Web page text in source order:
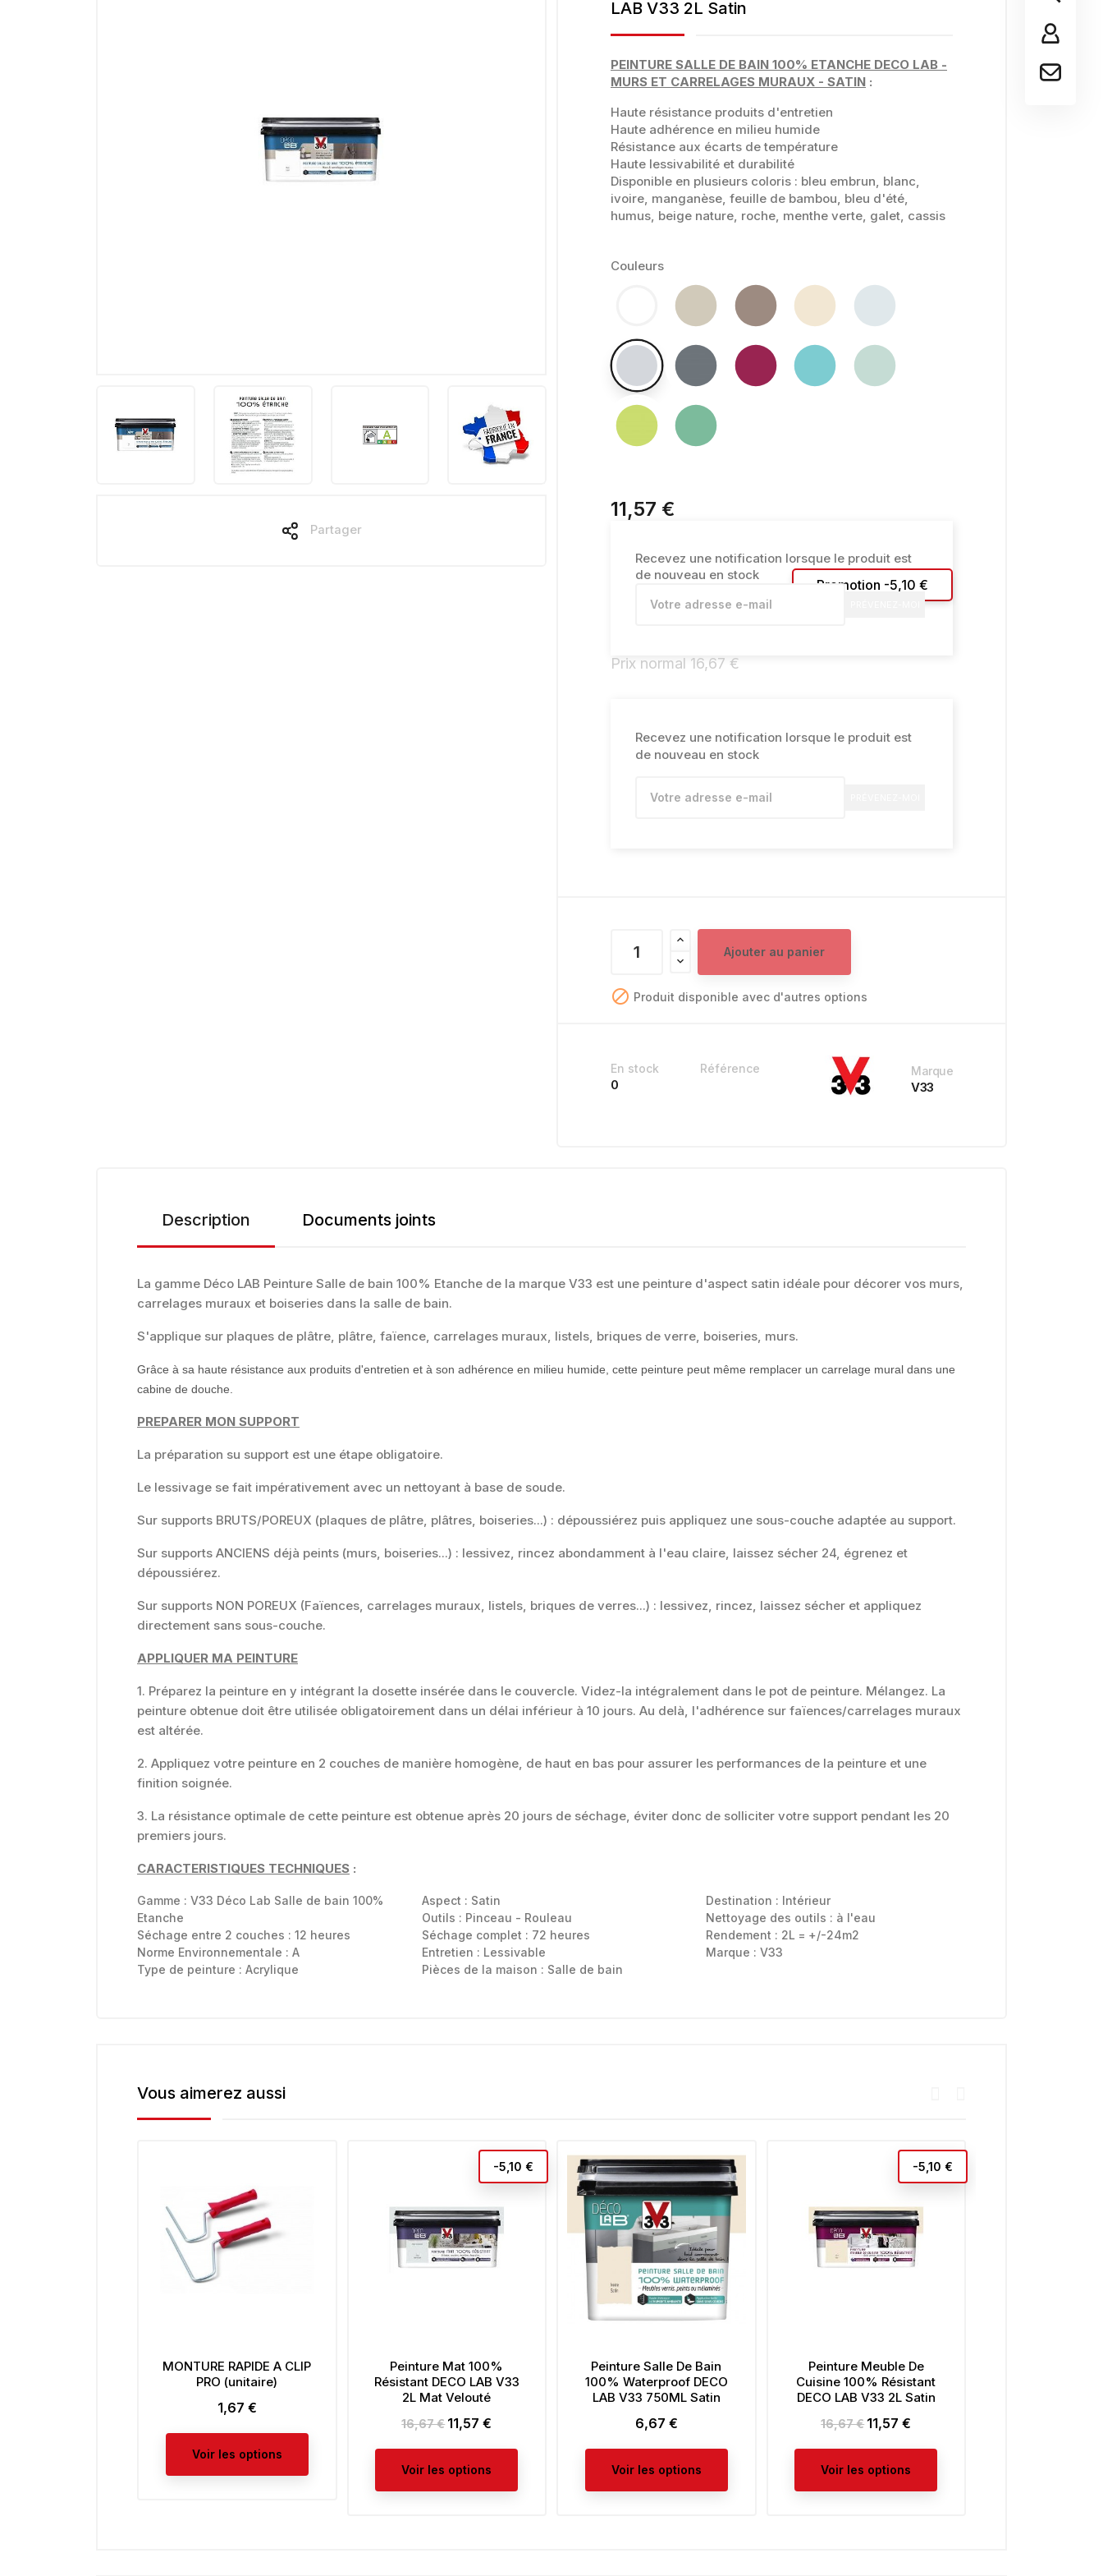
Partager
LAB V33 2L Satin
PEINTURE SALLE DE BAIN 100% ETANCHE DECO LAB -
MURS ET CARRELAGES MURAUX - SATIN :
Haute résistance produits d'entretien
Haute adhérence en milieu humide
Résistance aux écarts de température
Haute lessivabilité et durabilité
Disponible en plusieurs coloris : bleu embrun, blanc,
ivoire, manganèse, feuille de bambou, bleu d'été,
humus, beige nature, roche, menthe verte, galet, cassis
Couleurs
11,57 €
Recevez une notification lorsque le produit est
de nouveau en stock
Prix normal 16,67 €
Promotion -5,10 €
Recevez une notification lorsque le produit est
de nouveau en stock
Ajouter au panier
 Produit disponible avec d'autres options
En stock
0
Référence Marque
V33
Description Documents joints
La gamme Déco LAB Peinture Salle de bain 100% Etanche de la marque V33 est une peinture d'aspect satin idéale pour décorer vos murs,
carrelages muraux et boiseries dans la salle de bain.
S'applique sur plaques de plâtre, plâtre, faïence, carrelages muraux, listels, briques de verre, boiseries, murs.
Grâce à sa haute résistance aux produits d'entretien et à son adhérence en milieu humide, cette peinture peut même remplacer un carrelage mural dans une
cabine de douche.
PREPARER MON SUPPORT
La préparation su support est une étape obligatoire.
Le lessivage se fait impérativement avec un nettoyant à base de soude.
Sur supports BRUTS/POREUX (plaques de plâtre, plâtres, boiseries...) : dépoussiérez puis appliquez une sous-couche adaptée au support.
Sur supports ANCIENS déjà peints (murs, boiseries...) : lessivez, rincez abondamment à l'eau claire, laissez sécher 24, égrenez et
dépoussiérez.
Sur supports NON POREUX (Faïences, carrelages muraux, listels, briques de verres...) : lessivez, rincez, laissez sécher et appliquez
directement sans sous-couche.
APPLIQUER MA PEINTURE
1. Préparez la peinture en y intégrant la dosette insérée dans le couvercle. Videz-la intégralement dans le pot de peinture. Mélangez. La
peinture obtenue doit être utilisée obligatoirement dans un délai inférieur à 10 jours. Au delà, l'adhérence sur faïences/carrelages muraux
est altérée.
2. Appliquez votre peinture en 2 couches de manière homogène, de haut en bas pour assurer les performances de la peinture et une
finition soignée.
3. La résistance optimale de cette peinture est obtenue après 20 jours de séchage, éviter donc de solliciter votre support pendant les 20
premiers jours.
CARACTERISTIQUES TECHNIQUES :
Gamme : V33 Déco Lab Salle de bain 100%
Etanche
Aspect : Satin Destination : Intérieur
Outils : Pinceau - Rouleau Nettoyage des outils : à l'eau
Séchage entre 2 couches : 12 heures
Séchage complet : 72 heures
Rendement : 2L = +/-24m2
Norme Environnementale : A Entretien : Lessivable Marque :V33
Type de peinture : Acrylique Pièces de la maison : Salle de bain
Vous aimerez aussi
MONTURE RAPIDE A CLIP
PRO (unitaire)
Prix
1,67 €
Voir les options
Peinture Mat 100%
Résistant DECO LAB V33
2L Mat Velouté
Prix
16,67 €
-5,10 €
Prix
11,57 €
Voir les options
Peinture Salle De Bain
100% Waterproof DECO
LAB V33 750ML Satin
Prix
6,67 €
Voir les options
Peinture Meuble De
Cuisine 100% Résistant
DECO LAB V33 2L Satin
Prix
16,67 €
-5,10 €
Prix
11,57 €
Voir les options